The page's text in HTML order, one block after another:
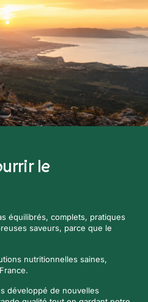
le
équilibrés, complets, pratiques
saveurs, parce que le
nutritionnelles saines,
développé de nouvelles